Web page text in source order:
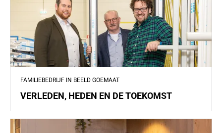
FAMILIEBEDRIJF IN BEELD GOEMAAT
VERLEDEN, HEDEN EN DE TOEKOMST